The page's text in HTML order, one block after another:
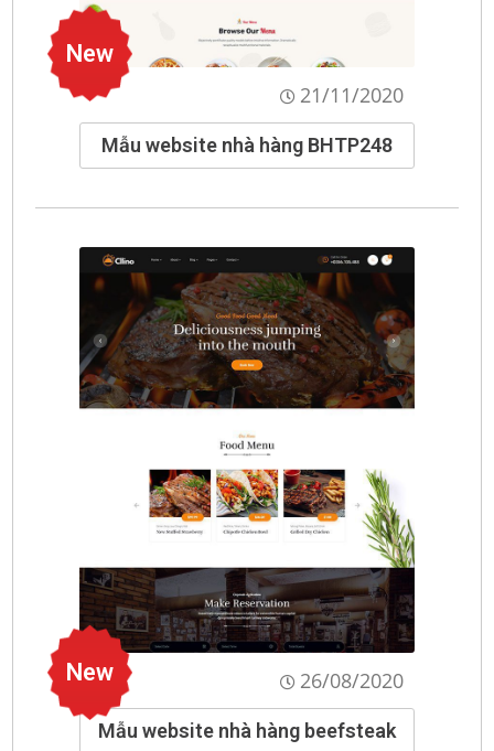
New
21/11/2020
Mẫu website nhà hàng BHTP248
New 26/08/2020
Mẫu website nhà hàng beefsteak